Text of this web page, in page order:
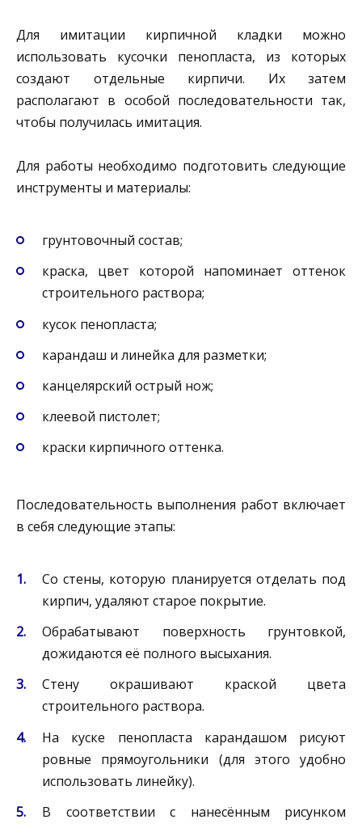
Для имитации кирпичной кладки можно
использовать кусочки пенопласта, из которых
создают отдельные кирпичи. Их затем
располагают в особой последовательности так,
чтобы получилась имитация.
Для работы необходимо подготовить следующие
инструменты и материалы:
грунтовочный состав;
краска, цвет которой напоминает оттенок
строительного раствора;
кусок пенопласта;
карандаш и линейка для разметки;
канцелярский острый нож;
клеевой пистолет;
краски кирпичного оттенка.
Последовательность выполнения работ включает
в себя следующие этапы:
Со стены, которую планируется отделать под
кирпич, удаляют старое покрытие.
Обрабатывают поверхность грунтовкой,
дожидаются её полного высыхания.
Стену окрашивают краской цвета
строительного раствора.
На куске пенопласта карандашом рисуют
ровные прямоугольники (для этого удобно
использовать линейку).
В соответствии с нанесённым рисунком